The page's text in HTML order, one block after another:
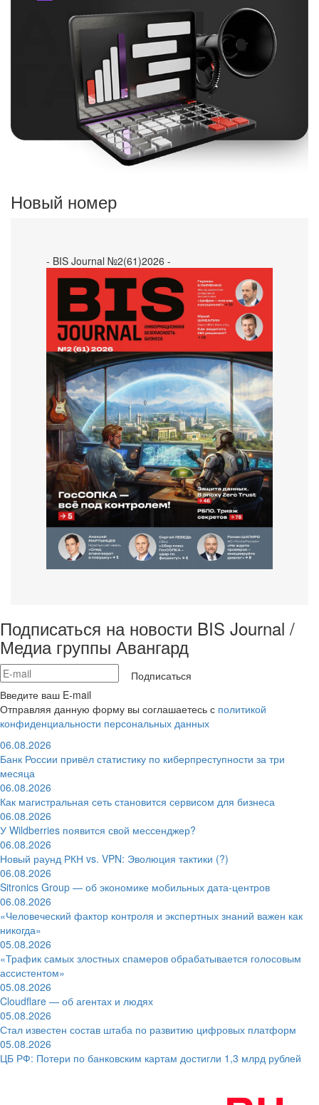
Новый номер
- BIS Journal №2(61)2026 -
Подписаться на новости BIS Journal /
Медиа группы Авангард
Подписаться
Введите ваш E-mail
Отправляя данную форму вы соглашаетесь с политикой
конфиденциальности персональных данных
06.08.2026
Банк России привёл статистику по киберпреступности за три
месяца
06.08.2026
Как магистральная сеть становится сервисом для бизнеса
06.08.2026
У Wildberries появится свой мессенджер?
06.08.2026
Новый раунд РКН vs. VPN: Эволюция тактики (?)
06.08.2026
Sitronics Group — об экономике мобильных дата-центров
06.08.2026
«Человеческий фактор контроля и экспертных знаний важен как
никогда»
05.08.2026
«Трафик самых злостных спамеров обрабатывается голосовым
ассистентом»
05.08.2026
Cloudflare — об агентах и людях
05.08.2026
Стал известен состав штаба по развитию цифровых платформ
05.08.2026
ЦБ РФ: Потери по банковским картам достигли 1,3 млрд рублей